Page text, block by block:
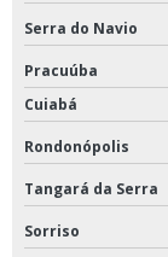
Serra do Navio
Pracuúba
Cuiabá
Rondonópolis
Tangará da Serra
Sorriso